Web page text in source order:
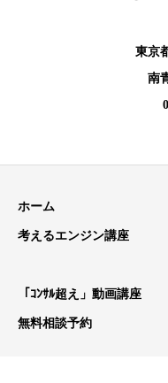
東京
南
ホーム
考えるエンジン講座
「ｺﾝｻﾙ超え」動画講座
無料相談予約